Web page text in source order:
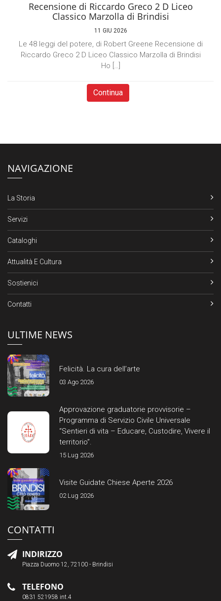
Recensione di Riccardo Greco 2 D Liceo
Classico Marzolla di Brindisi
11 GIU 2026
Le 48 leggi del potere, di Robert Greene Recensione di
Riccardo Greco 2 D Liceo Classico Marzolla di Brindisi
Ho […]
Continua
NAVIGAZIONE
La Storia
Servizi
Cataloghi
Attualità E Cultura
Sostienici
Contatti
ULTIME NEWS
Felicità. La cura dell’arte
03 Ago 2026
Approvazione graduatorie provvisorie –
Programma di Servizio Civile Universale
“Sentieri di vita – Educare, Custodire, Vivere il
territorio”.
15 Lug 2026
Visite Guidate Chiese Aperte 2026
02 Lug 2026
CONTATTI
INDIRIZZO
Piazza Duomo 12, 72100 - Brindisi
TELEFONO
0831 521958 int.4